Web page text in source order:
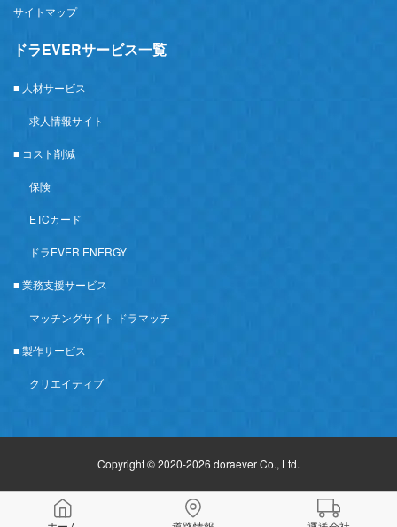
サイトマップ
ドラEVERサービス一覧
■ 人材サービス
求人情報サイト
■ コスト削減
保険
ETCカード
ドラEVER ENERGY
■ 業務支援サービス
マッチングサイト ドラマッチ
■ 製作サービス
クリエイティブ
Copyright © 2020-2026 doraever Co., Ltd.